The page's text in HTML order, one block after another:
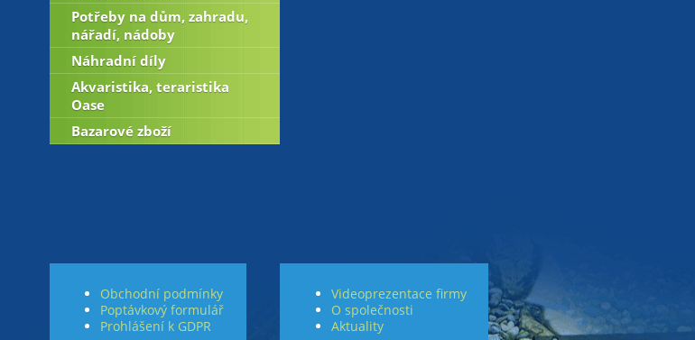
Potřeby na dům, zahradu,
nářadí, nádoby
Náhradní díly
Akvaristika, teraristika
Oase
Bazarové zboží
Obchodní podmínky
Poptávkový formulář
Prohlášení k GDPR
Videoprezentace firmy
O společnosti
Aktuality